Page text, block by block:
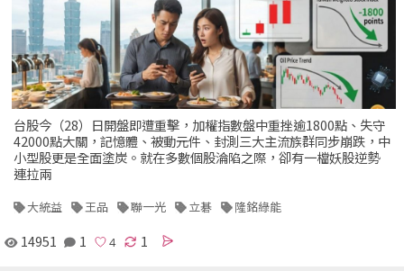
台股今（28）日開盤即遭重擊，加權指數盤中重挫逾1800點、失守
42000點大關，記憶體、被動元件、封測三大主流族群同步崩跌，中
小型股更是全面塗炭。就在多數個股淪陷之際，卻有一檔妖股逆勢
連拉兩
大統益 王品 聯一光 立碁 隆銘綠能
14951 1 1